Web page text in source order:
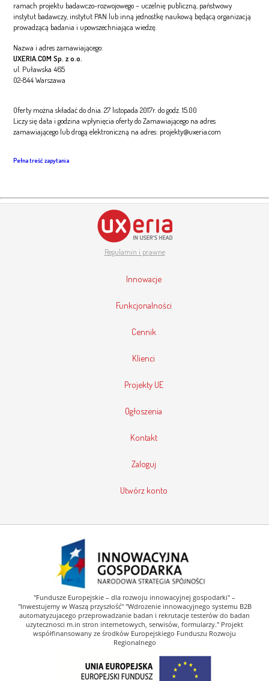
ramach projektu badawczo-rozwojowego – uczelnię publiczną, państwowy
instytut badawczy, instytut PAN lub inną jednostkę naukową będącą organizacją
prowadzącą badania i upowszechniająca wiedzę.
Nazwa i adres zamawiającego:
UXERIA.COM Sp. z o.o.
ul. Puławska 465
02-844 Warszawa
Oferty można składać do dnia. 27 listopada 2017r. do godz. 15.00
Liczy się data i godzina wpłynięcia oferty do Zamawiającego na adres
zamawiającego lub drogą elektroniczną na adres: projekty@uxeria.com
Pełna treść zapytania
Regulamin i prawne
Innowacje
Funkcjonalności
Cennik
Klienci
Projekty UE
Ogłoszenia
Kontakt
Zaloguj
Utwórz konto
"Fundusze Europejskie – dla rozwoju innowacyjnej gospodarki" –
"Inwestujemy w Waszą przyszłość" "Wdrozenie innowacyjnego systemu B2B
automatyzujacego przeprowadzanie badan i rekrutacje testerów do badan
uzytecznosci m.in stron internetowych, serwisów, formularzy." Projekt
współfinansowany ze środków Europejskiego Funduszu Rozwoju
Regionalnego